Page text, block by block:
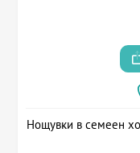
Нощувки в семеен